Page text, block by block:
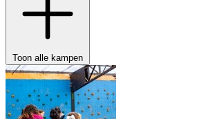
Toon alle kampen